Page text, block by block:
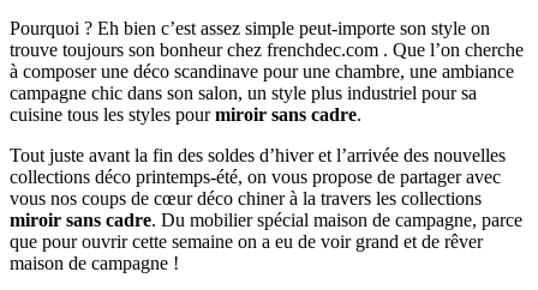
Pourquoi ? Eh bien c’est assez simple peut-importe son style on
trouve toujours son bonheur chez frenchdec.com . Que l’on cherche
à composer une déco scandinave pour une chambre, une ambiance
campagne chic dans son salon, un style plus industriel pour sa
cuisine tous les styles pourmiroir sans cadre.
Tout juste avant la fin des soldes d’hiver et l’arrivée des nouvelles
collections déco printemps-été, on vous propose de partager avec
vous nos coups de cœur déco chiner à la travers les collections
miroir sans cadre. Du mobilier spécial maison de campagne, parce
que pour ouvrir cette semaine on a eu de voir grand et de rêver
maison de campagne !